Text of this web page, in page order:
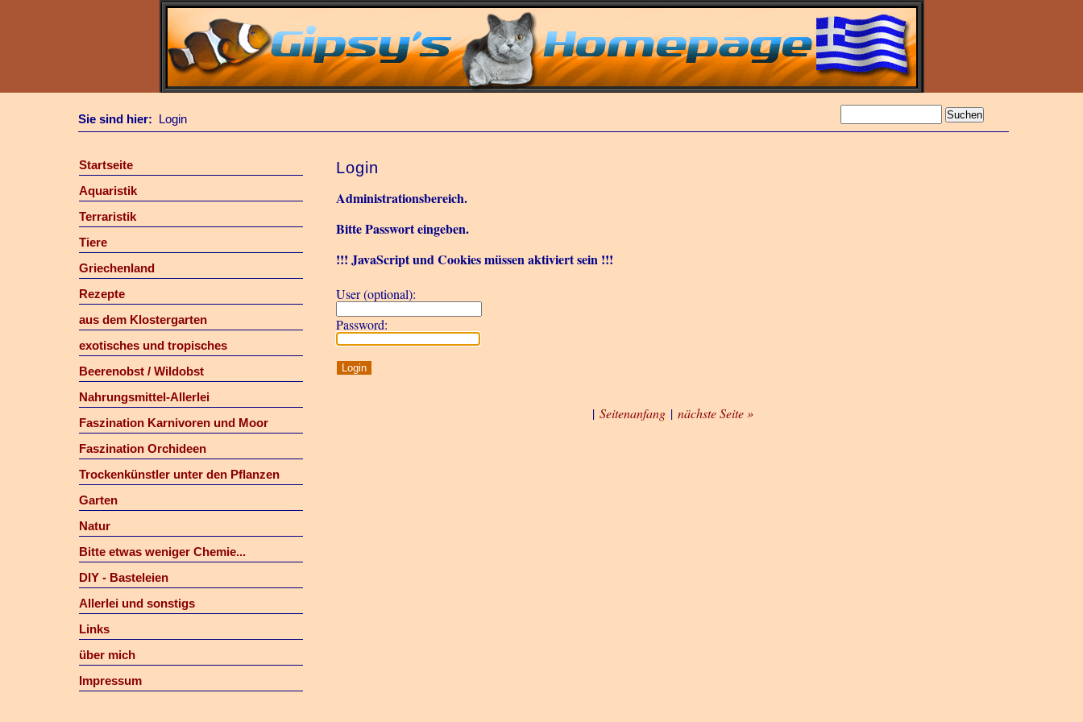
Sie sind hier: Login
Startseite
Aquaristik
Terraristik
Tiere
Griechenland
Rezepte
aus dem Klostergarten
exotisches und tropisches
Beerenobst / Wildobst
Nahrungsmittel-Allerlei
Faszination Karnivoren und Moor
Faszination Orchideen
Trockenkünstler unter den Pflanzen
Garten
Natur
Bitte etwas weniger Chemie...
DIY - Basteleien
Allerlei und sonstigs
Links
über mich
Impressum
Login
Administrationsbereich.
Bitte Passwort eingeben.
!!! JavaScript und Cookies müssen aktiviert sein !!!
User (optional):
Password:
| Seitenanfang | nächste Seite »